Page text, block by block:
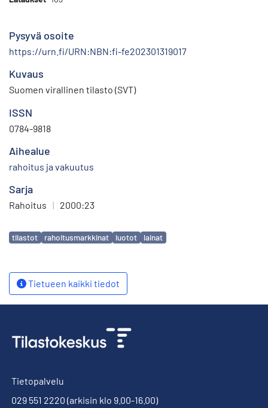
Pysyvä osoite
https://urn.fi/URN:NBN:fi-fe202301319017
Kuvaus
Suomen virallinen tilasto (SVT)
ISSN
0784-9818
Aihealue
rahoitus ja vakuutus
Sarja
Rahoitus | 2000:23
Avainsanat
tilastot rahoitusmarkkinat luotot lainat
Tietueen kaikki tiedot
Tietopalvelu
029 551 2220 (arkisin klo 9.00-16.00)